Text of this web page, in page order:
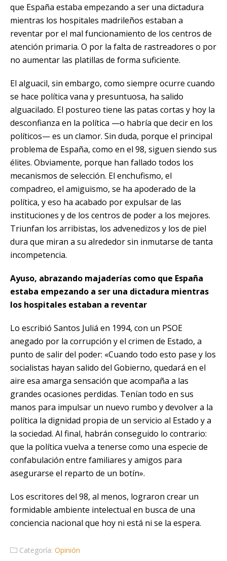
que España estaba empezando a ser una dictadura
mientras los hospitales madrileños estaban a
reventar por el mal funcionamiento de los centros de
atención primaria. O por la falta de rastreadores o por
no aumentar las platillas de forma suficiente.
El alguacil, sin embargo, como siempre ocurre cuando
se hace política vana y presuntuosa, ha salido
alguacilado. El postureo tiene las patas cortas y hoy la
desconfianza en la política —o habría que decir en los
políticos— es un clamor. Sin duda, porque el principal
problema de España, como en el 98, siguen siendo sus
élites. Obviamente, porque han fallado todos los
mecanismos de selección. El enchufismo, el
compadreo, el amiguismo, se ha apoderado de la
política, y eso ha acabado por expulsar de las
instituciones y de los centros de poder a los mejores.
Triunfan los arribistas, los advenedizos y los de piel
dura que miran a su alrededor sin inmutarse de tanta
incompetencia.
Ayuso, abrazando majaderías como que España
estaba empezando a ser una dictadura mientras
los hospitales estaban a reventar
Lo escribió Santos Juliá en 1994, con un PSOE
anegado por la corrupción y el crimen de Estado, a
punto de salir del poder: «Cuando todo esto pase y los
socialistas hayan salido del Gobierno, quedará en el
aire esa amarga sensación que acompaña a las
grandes ocasiones perdidas. Tenían todo en sus
manos para impulsar un nuevo rumbo y devolver a la
política la dignidad propia de un servicio al Estado y a
la sociedad. Al final, habrán conseguido lo contrario:
que la política vuelva a tenerse como una especie de
confabulación entre familiares y amigos para
asegurarse el reparto de un botín».
Los escritores del 98, al menos, lograron crear un
formidable ambiente intelectual en busca de una
conciencia nacional que hoy ni está ni se la espera.
Categoría: Opinión